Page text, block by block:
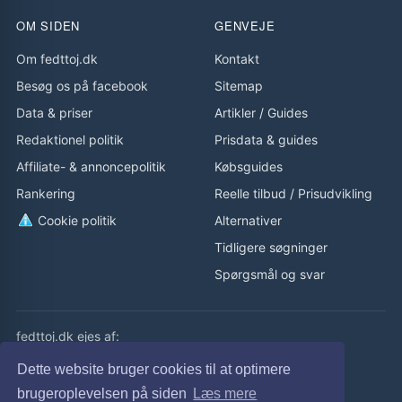
Dette website bruger cookies til at optimere
brugeroplevelsen på siden
Læs mere
OM SIDEN
Om fedttoj.dk
Besøg os på facebook
Data & priser
Redaktionel politik
Affiliate- & annoncepolitik
Rankering
Cookie politik
GENVEJE
Kontakt
Sitemap
Artikler / Guides
Prisdata & guides
Købsguides
Reelle tilbud / Prisudvikling
Alternativer
Tidligere søgninger
Spørgsmål og svar
fedttoj.dk ejes af:
eLaursen ApS
Cvr: 32308929